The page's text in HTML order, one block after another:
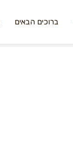
ברוכים הבאים